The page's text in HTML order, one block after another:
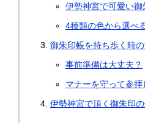
伊勢神宮で可愛い御
4種類の色から選べ
御朱印帳を持ち歩く時の
事前準備は大丈夫？
マナーを守って参拝
伊勢神宮で頂く御朱印